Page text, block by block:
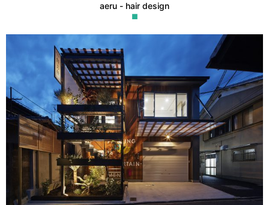
aeru - hair design
■